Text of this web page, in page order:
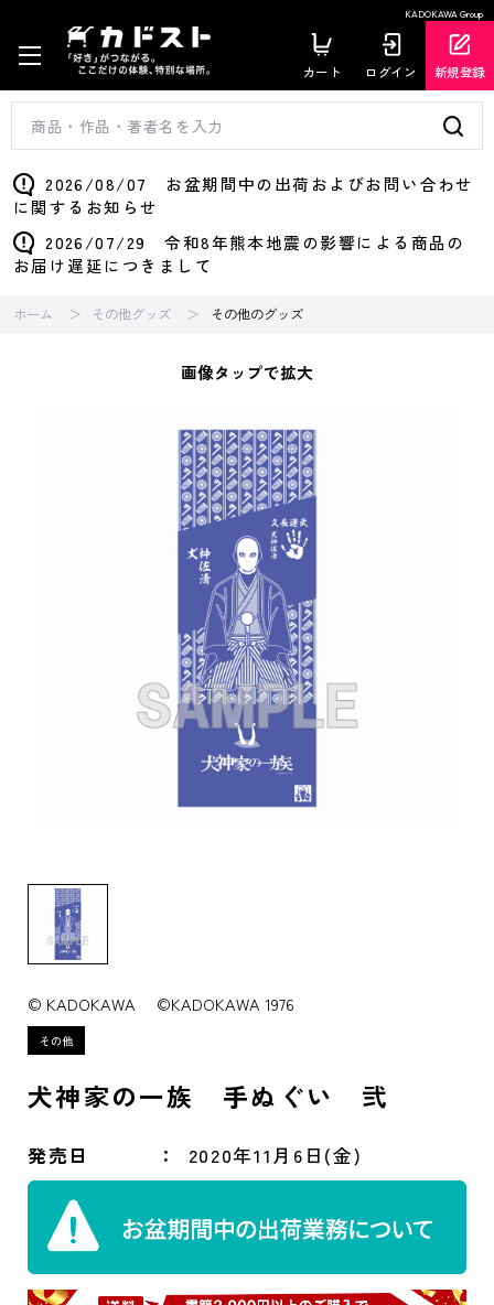
KADOKAWA Group
カート ログイン 新規登録
2026/08/07 お盆期間中の出荷およびお問い合わせ
に関するお知らせ
2026/07/29 令和8年熊本地震の影響による商品の
お届け遅延につきまして
ホーム その他グッズ その他のグッズ
画像タップで拡大
© KADOKAWA ©KADOKAWA 1976
犬神家の一族 手ぬぐい 弐
発売日 2020年11月6日(金)